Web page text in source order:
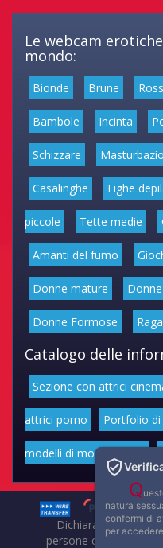
Le webcam
mondo:
Bionde Brune
Bambole Incinta
Schizzare
Casalinghe Fighe
piccole Tette medie
Amanti del fumo
Donne mature
Donne Formose
Catalogo delle
Sezione con attrici
attrici porno Portfolio
modelli di moda volgari
Dichiarazione di
persone che
Q
natura
confermi di
per